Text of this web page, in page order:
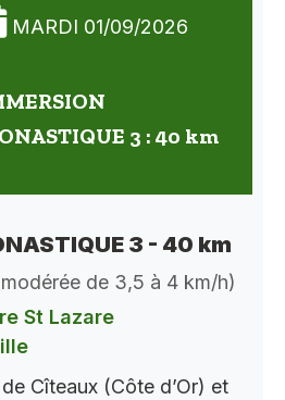
MARDI 01/09/2026
3 : 40 km
3 - 40 km
de 3,5 à 4 km/h)
St Lazare
Cîteaux (Côte d’Or) et